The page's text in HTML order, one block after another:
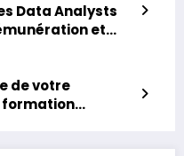
Data Analysts
et
de votre
formation